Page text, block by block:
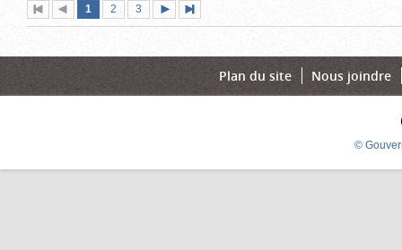
Première
page
Page
précédente
Page
1 (page
actuelle)
Page
2 Page
3
suivante
page
Plan du site Nous joindre
©